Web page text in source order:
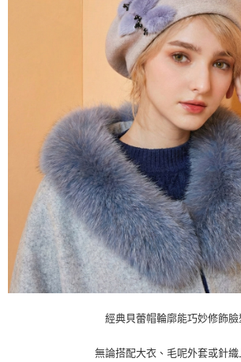
１．於結帳方式選擇「AFTEE先享後付」後，將跳轉
結帳頁面，進行簡訊認證並確認金額後，即可完成結
２．訂單成立數日內，您將收到繳費通知簡訊。
３．收到繳費通知簡訊後14天內，點擊此簡訊中的連
ATM／網路銀行／等多元方式進行付款，方視為交易
※ 請注意：結帳手續完成當下不需立刻繳費，但若
購買商品的店家。未經商家同意取消之訂單仍視為
後付繳納相關費用。
※ 交易是否成功請以「AFTEE先享後付 」之結帳頁
是否繳費成功／繳費後需取消欲退款等相關疑問，請
客戶支援中心」https://
【注意事項】
１．透過由恩沛科技股份有限公司提供之「AFTEE先
易，需依本服務之必要範圍內提供個人資料，並將交
權轉讓予恩沛科技股份有限公司。
２．關於個人資料處理事宜，請瀏覽以下網址：
https://aftee.tw/terms/#terms3
３．未成年的使用者請事先徵得法定代理人或監護人
「AFTEE先享後付」，若未經同意申辦者引起之損失
任。
時審查核予不同之上限額度；若仍有額度不足之情形
５．嚴禁一人註冊多個帳號或使用他人資訊註冊。若
每筆NT$80，滿NT$1,000(含以上)免運費
每筆NT$80，滿NT$1,000(含以上)免運費
每筆NT$80，滿NT$1,000(含以上)免運費
付款後7-11取貨
每筆NT$80，滿NT$1,000(含以上)免運費
宅配
每筆NT$100，滿NT$1,000(含以上)免運費
貨到付款
每筆NT$80
經典貝蕾帽輪廓能巧妙修飾臉
無論搭配大衣、毛呢外套或針織